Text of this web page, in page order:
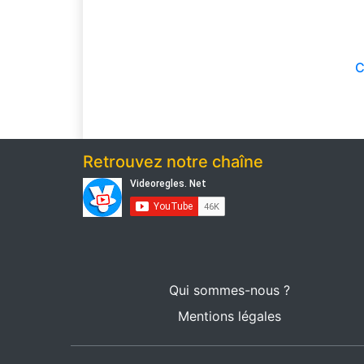
Retrouvez notre chaîne
Qui sommes-nous ?
Mentions légales